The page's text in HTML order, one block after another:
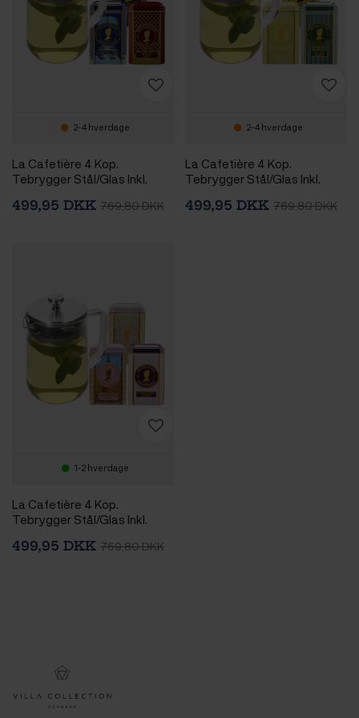
2-4 hverdage
La Cafetière 4 Kop.
Tebrygger Stål/Glas Inkl.
Pyramidetebreve 36 stk
499,95 DKK 769,80 DKK
2-4 hverdage
La Cafetière 4 Kop.
Tebrygger Stål/Glas Inkl.
Pyramidetebreve 36 stk
499,95 DKK 769,80 DKK
1-2 hverdage
La Cafetière 4 Kop.
Tebrygger Stål/Glas Inkl.
Pyramidetebreve 36 stk
499,95 DKK 769,80 DKK